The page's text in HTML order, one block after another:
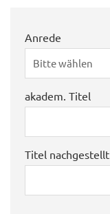
Anrede
Bitte wählen
akadem. Titel
Titel nachgestellt